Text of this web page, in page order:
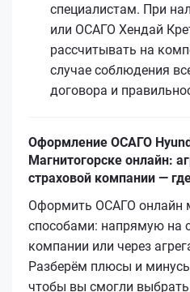
специалистам. При
или ОСАГО Хендай
рассчитывать на
случае соблюдения
договора и
Оформление ОСАГО
Магнитогорске онлайн:
страховой компании —
Оформить ОСАГО онлайн
способами: напрямую на
компании или через
Разберём плюсы и
чтобы вы смогли